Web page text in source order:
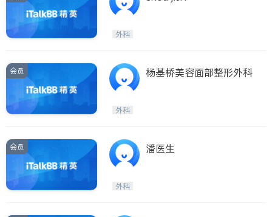
外科
会员 杨基桥美容面部整形外科
外科
会员 潘医生
外科